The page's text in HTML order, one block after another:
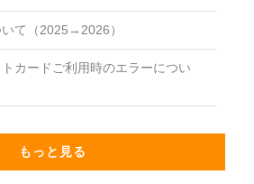
て（2025→2026）
トカードご利用時のエラーについ
もっと見る